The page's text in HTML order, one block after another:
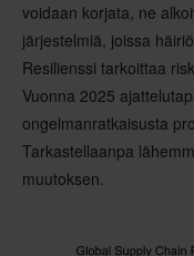
voidaan korjata, ne
järjestelmiä, joissa
Resilienssi tarkoittaa
Vuonna 2025
ongelmanratkaisusta
Tarkastellaanpa
muutoksen.